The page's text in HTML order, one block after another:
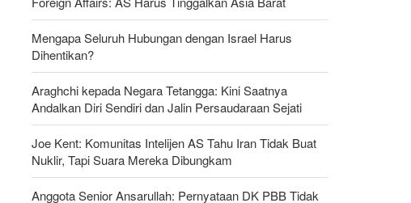
Mengapa Seluruh Hubungan dengan Israel Harus
Dihentikan?
Araghchi kepada Negara Tetangga: Kini Saatnya
Andalkan Diri Sendiri dan Jalin Persaudaraan Sejati
Joe Kent: Komunitas Intelijen AS Tahu Iran Tidak Buat
Nuklir, Tapi Suara Mereka Dibungkam
Anggota Senior Ansarullah: Pernyataan DK PBB Tidak